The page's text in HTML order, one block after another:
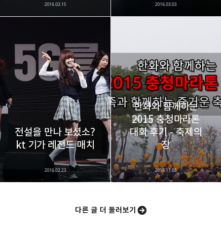
2016.03.15 2016.03.03
전설을 만나 보셨소?
kt 기가 레전드 매치
2016.02.23
한화와 함께하는
2015 충청마라톤
대회 후기 - 축제의
장
2015.11.08
다른 글 더 둘러보기